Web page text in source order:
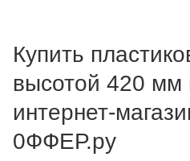
Купить
высотой 420 мм
интернет-
0ФФЕР.ру